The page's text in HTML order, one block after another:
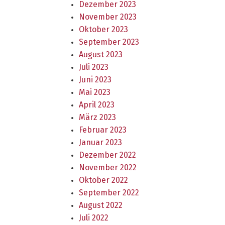
Dezember 2023
November 2023
Oktober 2023
September 2023
August 2023
Juli 2023
Juni 2023
Mai 2023
April 2023
März 2023
Februar 2023
Januar 2023
Dezember 2022
November 2022
Oktober 2022
September 2022
August 2022
Juli 2022